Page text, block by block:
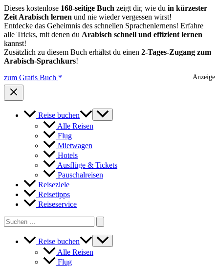
Dieses kostenlose 168-seitige Buch zeigt dir, wie du in kürzester
Zeit Arabisch lernen und nie wieder vergessen wirst!
Entdecke das Geheimnis des schnellen Sprachenlernens! Erfahre
alle Tricks, mit denen du Arabisch schnell und effizient lernen
kannst!
Zusätzlich zu diesem Buch erhältst du einen 2-Tages-Zugang zum
Arabisch-Sprachkurs!
Anzeige
zum Gratis Buch
Reise buchen
Alle Reisen
Flug
Mietwagen
Hotels
Ausflüge & Tickets
Pauschalreisen
Reiseziele
Reisetipps
Reiseservice
Search
for:
Reise buchen
Alle Reisen
Flug